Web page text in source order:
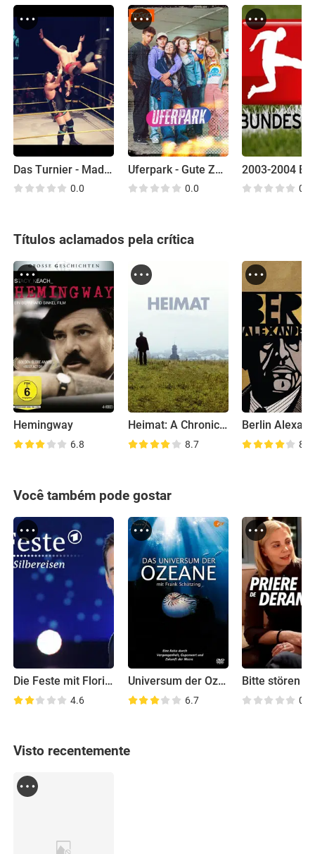
Das Turnier - Made in Berlin
0.0
Uferpark - Gute Zeiten, Wilde Zeiten
0.0 0.0
Títulos aclamados pela crítica
Hemingway
6.8
Heimat: A Chronicle of Germany
8.7 8.3
Você também pode gostar
Die Feste mit Florian Silbereisen
4.6
Universum der Ozeane
6.7
Bitte stören
0.0
Visto recentemente